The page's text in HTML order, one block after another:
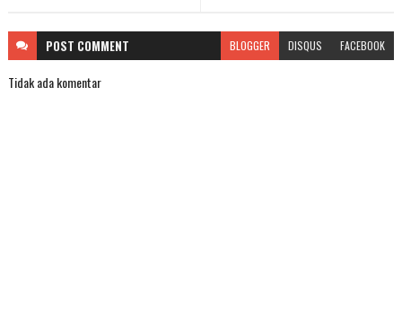
POST COMMENT BLOGGER DISQUS FACEBOOK
Tidak ada komentar